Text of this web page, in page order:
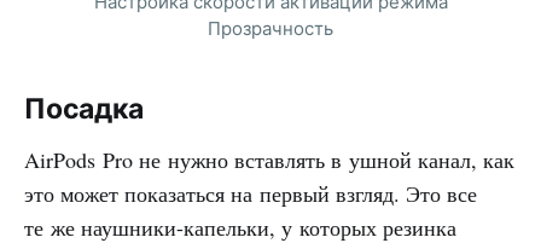
Прозрачность
Посадка
AirPods Pro не нужно вставлять в ушной канал, как
это может показаться на первый взгляд. Это все
те же наушники-капельки, у которых резинка